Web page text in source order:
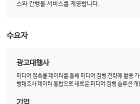
스와 간행물 서비스를 제공합니다.
수요자
광고대행사
미디어 접촉률 데이터를 통해 미디어 집행 전략에 활용
행태조사 데이터 통합으로 새로운 미디어 집행 솔루션 개
기업